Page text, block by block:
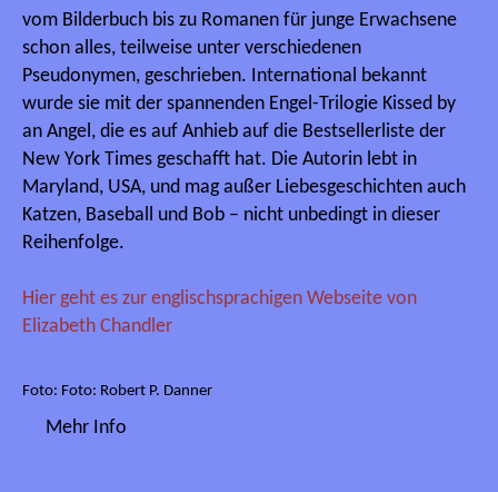
vom Bilderbuch bis zu Romanen für junge Erwachsene
schon alles, teilweise unter verschiedenen
Pseudonymen, geschrieben. International bekannt
wurde sie mit der spannenden Engel-Trilogie Kissed by
an Angel, die es auf Anhieb auf die Bestsellerliste der
New York Times geschafft hat. Die Autorin lebt in
Maryland, USA, und mag außer Liebesgeschichten auch
Katzen, Baseball und Bob – nicht unbedingt in dieser
Reihenfolge.
Hier geht es zur englischsprachigen Webseite von
Elizabeth Chandler
Foto: Foto: Robert P. Danner
Mehr Info